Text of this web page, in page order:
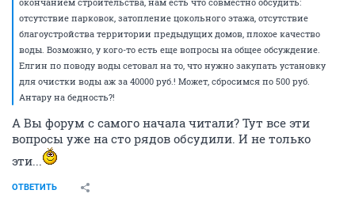
отсутствие парковок, затопление цокольного этажа, отсутствие
благоустройства территории предыдущих домов, плохое качество
воды. Возможно, у кого-то есть еще вопросы на общее обсуждение.
Елгин по поводу воды сетовал на то, что нужно закупать установку
для очистки воды аж за 40000 руб.! Может, сбросимся по 500 руб.
Антару на бедность?!
А Вы форум с самого начала читали? Тут все эти
вопросы уже на сто рядов обсудили. И не только
эти...
ОТВЕТИТЬ